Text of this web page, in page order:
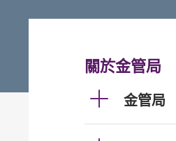
關於金管局
金管局